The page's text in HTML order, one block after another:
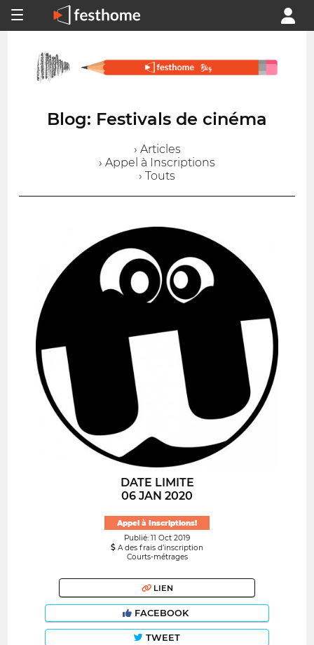
Blog: Festivals de cinéma
› Articles
› Appel à Inscriptions
› Touts
DATE LIMITE
06 JAN 2020
Appel à Inscriptions!
Publié: 11 Oct 2019
A des frais d’inscription
Courts-métrages
LIEN
FACEBOOK
TWEET